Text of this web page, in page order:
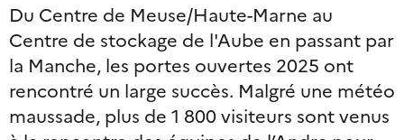
Du Centre de Meuse/Haute-Marne au
Centre de stockage de l'Aube en passant par
la Manche, les portes ouvertes 2025 ont
rencontré un large succès. Malgré une météo
maussade, plus de 1 800 visiteurs sont venus